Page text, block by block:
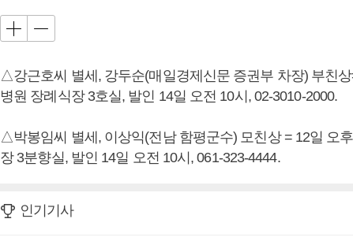
△강근호씨 별세, 강두순(매일경제신문 증권부 차장) 부친
병원 장례식장 3호실, 발인 14일 오전 10시, 02-3010-2000.
△박봉임씨 별세, 이상익(전남 함평군수) 모친상 = 12일 오
장 3분향실, 발인 14일 오전 10시, 061-323-4444.
인기기사